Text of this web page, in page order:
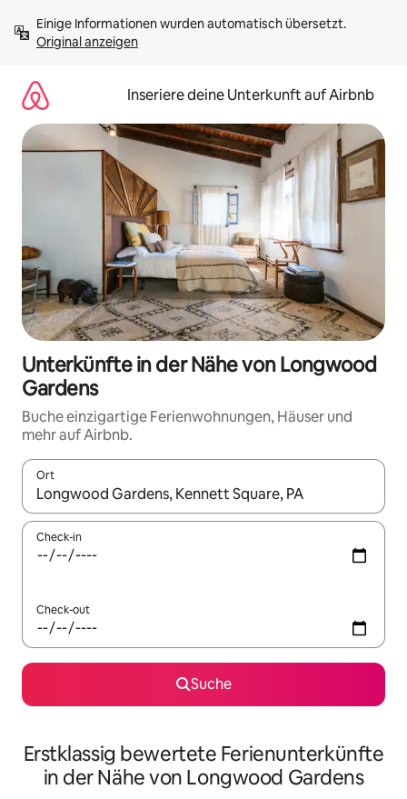
Inhalten
springenOriginal anzeigen
Inseriere deine Unterkunft auf Airbnb
Unterkünfte in der Nähe von Longwood
Gardens
Buche einzigartige Ferienwohnungen, Häuser und
mehr auf Airbnb.
Ort
Wenn Ergebnisse verfügbar sind, navigiere mit den
Check-in
Check-out
Suche
Erstklassig bewertete Ferienunterkünfte
in der Nähe von Longwood Gardens